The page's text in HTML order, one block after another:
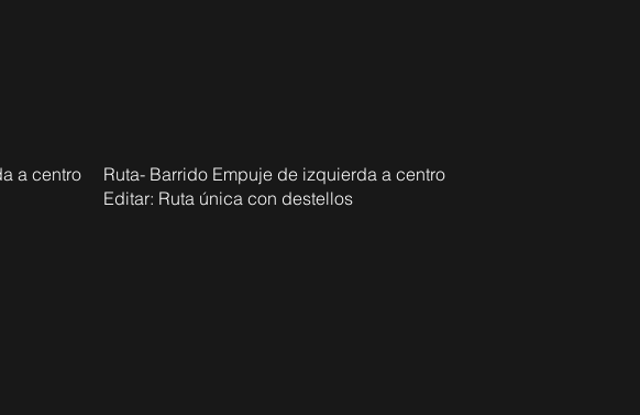
a centro
Ruta- Barrido Empuje de izquierda a centro
Editar: Ruta única con destellos